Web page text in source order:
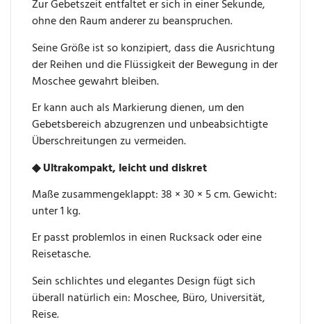
Zur Gebetszeit entfaltet er sich in einer Sekunde,
ohne den Raum anderer zu beanspruchen.
Seine Größe ist so konzipiert, dass die Ausrichtung
der Reihen und die Flüssigkeit der Bewegung in der
Moschee gewahrt bleiben.
Er kann auch als Markierung dienen, um den
Gebetsbereich abzugrenzen und unbeabsichtigte
Überschreitungen zu vermeiden.
◆ Ultrakompakt, leicht und diskret
Maße zusammengeklappt: 38 × 30 × 5 cm. Gewicht:
unter 1 kg.
Er passt problemlos in einen Rucksack oder eine
Reisetasche.
Sein schlichtes und elegantes Design fügt sich
überall natürlich ein: Moschee, Büro, Universität,
Reise.